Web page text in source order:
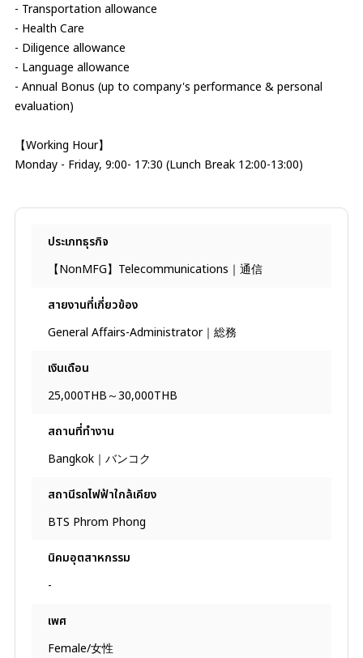
- Transportation allowance
- Health Care
- Diligence allowance
- Language allowance
- Annual Bonus (up to company's performance & personal
evaluation)
【Working Hour】
Monday - Friday, 9:00- 17:30 (Lunch Break 12:00-13:00)
ประเภทธุรกิจ
【NonMFG】Telecommunications｜通信
สายงานที่เกี่ยวข้อง
General Affairs-Administrator｜総務
เงินเดือน
25,000THB～30,000THB
สถานที่ทํางาน
Bangkok｜バンコク
สถานีรถไฟฟ้าใกล้เคียง
BTS Phrom Phong
นิคมอุตสาหกรรม
-
เพศ
Female/女性